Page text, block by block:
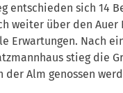
entschieden sich 14
weiter über den
Erwartungen. Nach
stieg die
Alm genossen